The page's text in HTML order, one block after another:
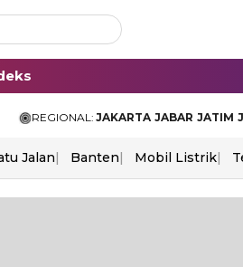
REGIONAL: JAKARTA JABAR JATIM
Jalan Banten Mobil Listrik